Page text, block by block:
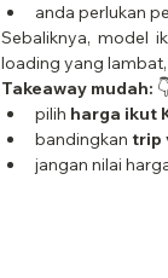
anda perlukan
Sebaliknya, model
loading yang
Takeaway mudah: 👇
pilih harga ikut
bandingkan trip
jangan nilai